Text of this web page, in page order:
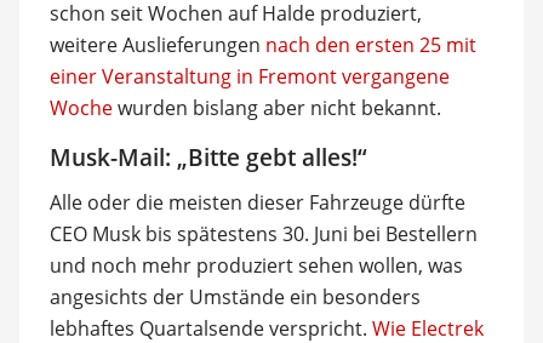
schon seit Wochen auf Halde produziert,
weitere Auslieferungen nach den ersten 25 mit
einer Veranstaltung in Fremont vergangene
Wochewurden bislang aber nicht bekannt.
Musk-Mail: „Bitte gebt alles!“
Alle oder die meisten dieser Fahrzeuge dürfte
CEO Musk bis spätestens 30. Juni bei Bestellern
und noch mehr produziert sehen wollen, was
angesichts der Umstände ein besonders
lebhaftes Quartalsende verspricht. Wie Electrek